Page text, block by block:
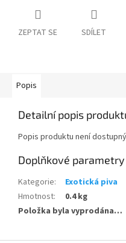
ZEPTAT SE SDÍLET
Popis
Detailní popis
Popis produktu není dostupný
Doplňkové parametry
Kategorie:
Exotická piva
Hmotnost:
0.4 kg
Položka byla vyprodána…